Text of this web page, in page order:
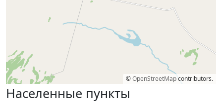
©OpenStreetMapcontributors.
Населенные пункты